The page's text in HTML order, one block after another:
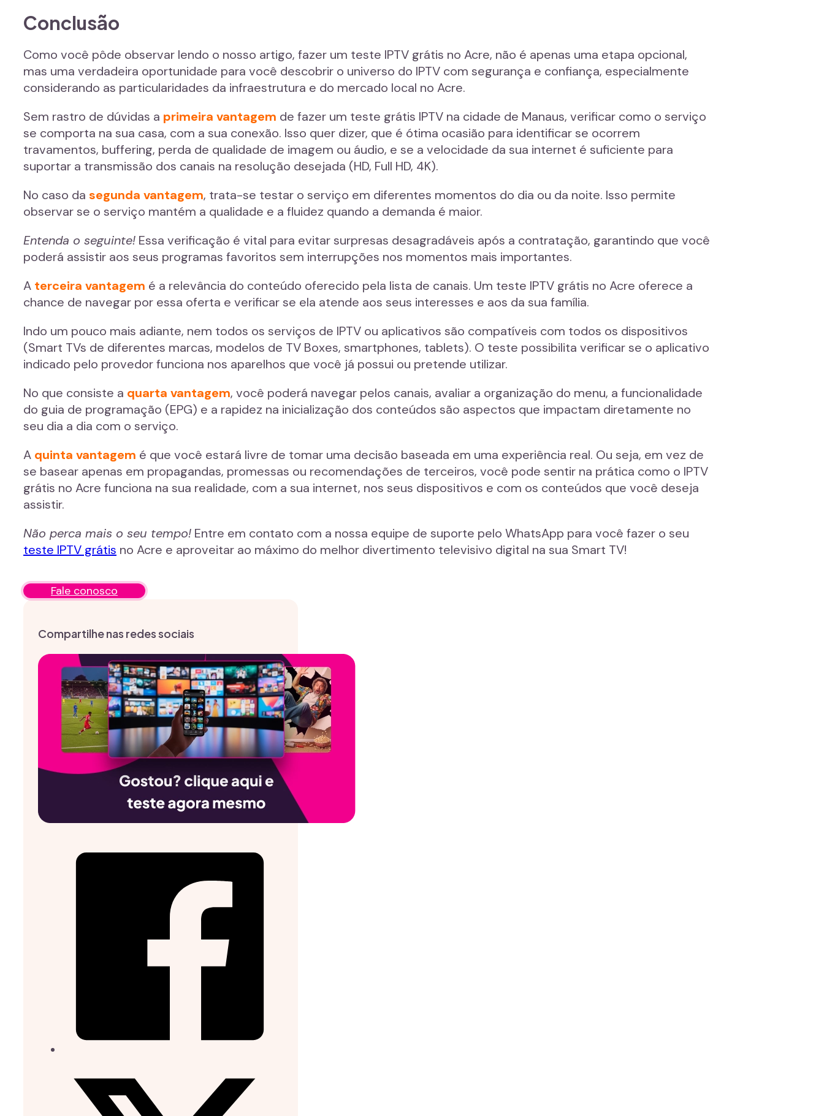
Conclusão
Como você pôde observar lendo o nosso artigo, fazer um teste IPTV grátis no Acre, não é apenas uma etapa opcional,
mas uma verdadeira oportunidade para você descobrir o universo do IPTV com segurança e confiança, especialmente
considerando as particularidades da infraestrutura e do mercado local no Acre.
Sem rastro de dúvidas a primeira vantagem de fazer um teste grátis IPTV na cidade de Manaus, verificar como o serviço
se comporta na sua casa, com a sua conexão. Isso quer dizer, que é ótima ocasião para identificar se ocorrem
travamentos, buffering, perda de qualidade de imagem ou áudio, e se a velocidade da sua internet é suficiente para
suportar a transmissão dos canais na resolução desejada (HD, Full HD, 4K).
No caso da segunda vantagem, trata-se testar o serviço em diferentes momentos do dia ou da noite. Isso permite
observar se o serviço mantém a qualidade e a fluidez quando a demanda é maior.
Entenda o seguinte! Essa verificação é vital para evitar surpresas desagradáveis após a contratação, garantindo que você
poderá assistir aos seus programas favoritos sem interrupções nos momentos mais importantes.
A terceira vantagem é a relevância do conteúdo oferecido pela lista de canais. Um teste IPTV grátis no Acre oferece a
chance de navegar por essa oferta e verificar se ela atende aos seus interesses e aos da sua família.
Indo um pouco mais adiante, nem todos os serviços de IPTV ou aplicativos são compatíveis com todos os dispositivos
(Smart TVs de diferentes marcas, modelos de TV Boxes, smartphones, tablets). O teste possibilita verificar se o aplicativo
indicado pelo provedor funciona nos aparelhos que você já possui ou pretende utilizar.
No que consiste a quarta vantagem, você poderá navegar pelos canais, avaliar a organização do menu, a funcionalidade
do guia de programação (EPG) e a rapidez na inicialização dos conteúdos são aspectos que impactam diretamente no
seu dia a dia com o serviço.
A quinta vantagem é que você estará livre de tomar uma decisão baseada em uma experiência real. Ou seja, em vez de
se basear apenas em propagandas, promessas ou recomendações de terceiros, você pode sentir na prática como o IPTV
grátis no Acre funciona na sua realidade, com a sua internet, nos seus dispositivos e com os conteúdos que você deseja
assistir.
Não perca mais o seu tempo! Entre em contato com a nossa equipe de suporte pelo WhatsApp para você fazer o seu
teste IPTV grátis no Acre e aproveitar ao máximo do melhor divertimento televisivo digital na sua Smart TV!
Fale conosco
Compartilhe nas redes sociais